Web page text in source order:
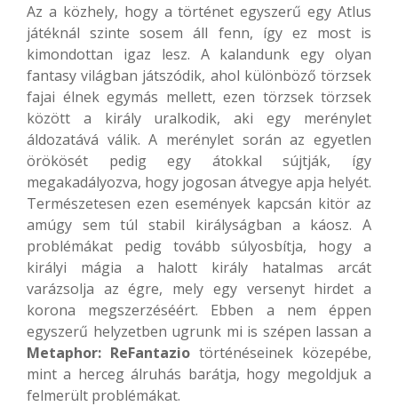
Az a közhely, hogy a történet egyszerű egy Atlus
játéknál szinte sosem áll fenn, így ez most is
kimondottan igaz lesz. A kalandunk egy olyan
fantasy világban játszódik, ahol különböző törzsek
fajai élnek egymás mellett, ezen törzsek törzsek
között a király uralkodik, aki egy merénylet
áldozatává válik. A merénylet során az egyetlen
örökösét pedig egy átokkal sújtják, így
megakadályozva, hogy jogosan átvegye apja helyét.
Természetesen ezen események kapcsán kitör az
amúgy sem túl stabil királyságban a káosz. A
problémákat pedig tovább súlyosbítja, hogy a
királyi mágia a halott király hatalmas arcát
varázsolja az égre, mely egy versenyt hirdet a
korona megszerzéséért. Ebben a nem éppen
egyszerű helyzetben ugrunk mi is szépen lassan a
Metaphor: ReFantazio történéseinek közepébe,
mint a herceg álruhás barátja, hogy megoldjuk a
felmerült problémákat.